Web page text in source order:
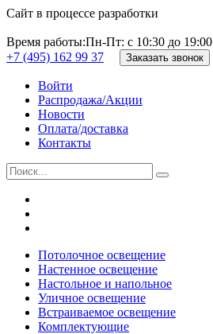
Сайт в процессе разработки
Время работы:Пн-Пт: с 10:30 до 19:00
+7 (495) 162 99 37
Заказать звонок
Войти
Распродажа/Акции
Новости
Оплата/доставка
Контакты
Потолочное освещение
Настенное освещение
Настольное и напольное
Уличное освещение
Встраиваемое освещение
Комплектующие